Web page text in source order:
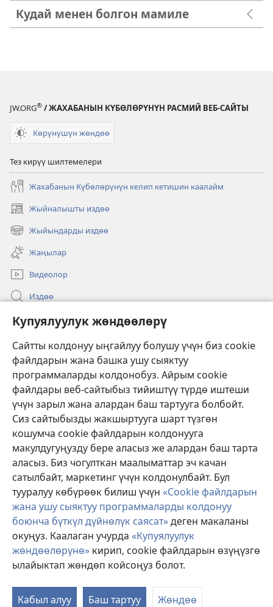
Купуялуулук жөндөөлөрү
Сайтты колдонуу ыңгайлуу болушу үчүн биз cookie
файлдарын жана башка ушу сыяктуу
программаларды колдонобуз. Айрым cookie
файлдары веб-сайтыбыз тийиштүү түрдө иштеши
үчүн зарыл жана алардан баш тартууга болбойт.
Сиз сайтыбызды жакшыртууга шарт түзгөн
кошумча cookie файлдарын колдонууга
макулдугуңузду бере аласыз же алардан баш тарта
аласыз. Биз чогулткан маалыматтар эч качан
сатылбайт, маркетинг үчүн колдонулбайт. Бул
тууралуу көбүрөөк билиш үчүн «Cookie файлдарын
жана ушу сыяктуу программаларды колдонуу
боюнча бүткүл дүйнөлүк саясат»деген макаланы
окуңуз. Каалаган учурда «Купуялуулук
жөндөөлөрүнө» кирип, cookie файлдарын өзүңүзгө
ылайыктап жөндөп койсоңуз болот.
Кабыл алуу Баш тартуу Жөндөө
Кудай менен болгон мамиле
JW.ORG® / ЖАХАБАНЫН КҮБӨЛӨРҮНҮН РАСМИЙ ВЕБ-САЙТЫ
Көрүнүшүн жөндөө
Тез кирүү шилтемелери
Жахабанын Күбөлөрүнүн келип кетишин каалайм
Жыйналышты издөө
(жаңы
терезе
ачат)
Жыйындарды издөө
(жаңы
терезе
ачат)
Жаңылар
Видеолор
Издөө
Бийлик өкүлдөрү үчүн маалымат
(жаңы
терезе
ачат)
ОНЛАЙН КИТЕПКАНА
(жаңы
терезе
ачат) JW Hub
(жаңы
терезе
ачат) JW Library
Watchtower Library
Copyright© 2026 Watch Tower Bible and Tract Society of Pennsylvania.
КОЛДОНУУ ШАРТТАРЫ| КУПУЯЛУУЛУК САЯСАТЫ
ЖӨНДӨӨЛӨРҮ